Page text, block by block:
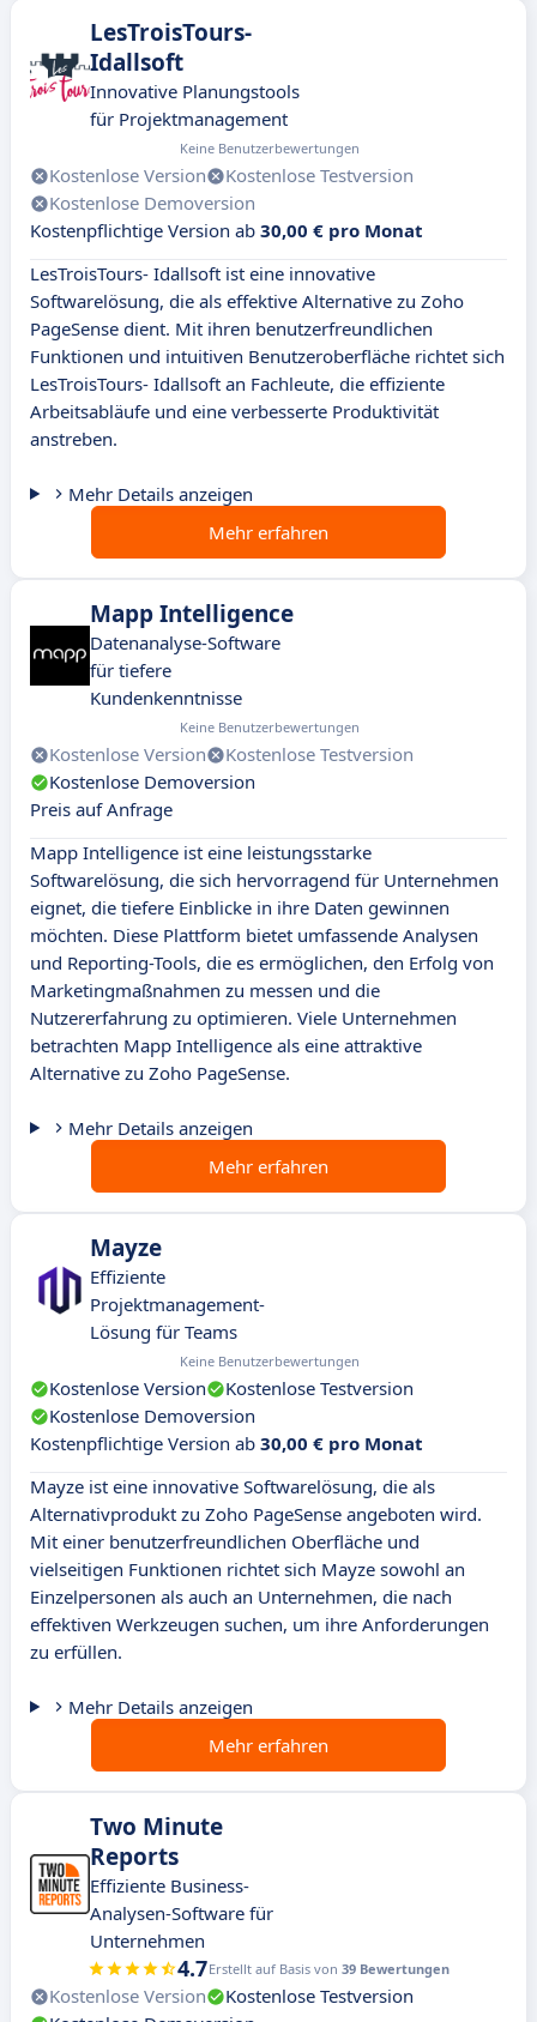
LesTroisTours-
Idallsoft
Innovative Planungstools
für Projektmanagement
Keine Benutzerbewertungen
Kostenlose Version
Kostenlose Testversion
Kostenlose Demoversion
Kostenpflichtige Version ab 30,00 € pro Monat
LesTroisTours- Idallsoft ist eine innovative
Softwarelösung, die als effektive Alternative zu Zoho
PageSense dient. Mit ihren benutzerfreundlichen
Funktionen und intuitiven Benutzeroberfläche richtet sich
LesTroisTours- Idallsoft an Fachleute, die effiziente
Arbeitsabläufe und eine verbesserte Produktivität
anstreben.
Mehr Details anzeigen
Mehr erfahren
Mapp Intelligence
Datenanalyse-Software
für tiefere
Kundenkenntnisse
Keine Benutzerbewertungen
Kostenlose Version
Kostenlose Testversion
Kostenlose Demoversion
Preis auf Anfrage
Mapp Intelligence ist eine leistungsstarke
Softwarelösung, die sich hervorragend für Unternehmen
eignet, die tiefere Einblicke in ihre Daten gewinnen
möchten. Diese Plattform bietet umfassende Analysen
und Reporting-Tools, die es ermöglichen, den Erfolg von
Marketingmaßnahmen zu messen und die
Nutzererfahrung zu optimieren. Viele Unternehmen
betrachten Mapp Intelligence als eine attraktive
Alternative zu Zoho PageSense.
Mehr Details anzeigen
Mehr erfahren
Mayze
Effiziente
Projektmanagement-
Lösung für Teams
Keine Benutzerbewertungen
Kostenlose Version
Kostenlose Testversion
Kostenlose Demoversion
Kostenpflichtige Version ab 30,00 € pro Monat
Mayze ist eine innovative Softwarelösung, die als
Alternativprodukt zu Zoho PageSense angeboten wird.
Mit einer benutzerfreundlichen Oberfläche und
vielseitigen Funktionen richtet sich Mayze sowohl an
Einzelpersonen als auch an Unternehmen, die nach
effektiven Werkzeugen suchen, um ihre Anforderungen
zu erfüllen.
Mehr Details anzeigen
Mehr erfahren
Two Minute
Reports
Effiziente Business-
Analysen-Software für
Unternehmen
4.7Erstellt auf Basis von 39 Bewertungen
Kostenlose Version
Kostenlose Testversion